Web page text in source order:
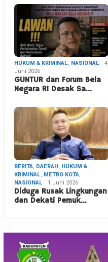
HUKUM & KRIMINAL, NASIONAL
4
Juni 2026
GUNTUR dan Forum Bela
Negara RI Desak Sa…
BERITA, DAERAH, HUKUM &
KRIMINAL, METRO KOTA,
NASIONAL
1 Juni 2026
Diduga Rusak Lingkungan
dan Dekati Pemuk…